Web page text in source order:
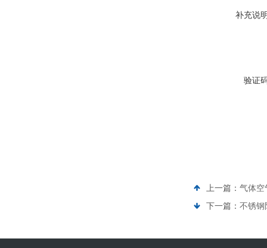
补充说
验证
上一篇： 气体空
下一篇： 不锈钢